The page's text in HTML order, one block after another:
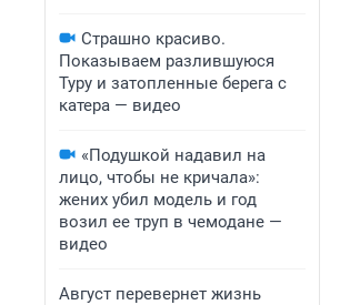
Страшно красиво.
Показываем разлившуюся
Туру и затопленные берега с
катера — видео
«Подушкой надавил на
лицо, чтобы не кричала»:
жених убил модель и год
возил ее труп в чемодане —
видео
Август перевернет жизнь